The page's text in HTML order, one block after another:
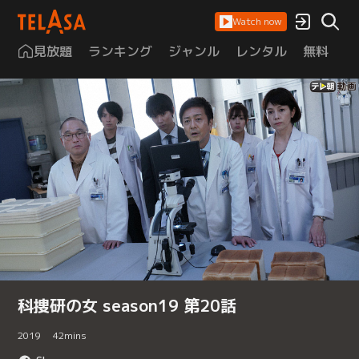
Watch now
見放題 ランキング ジャンル レンタル 無料
科捜研の女 season19 第20話
2019 42mins